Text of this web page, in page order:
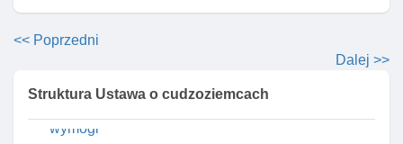
<< Poprzedni
Dalej >>
Struktura Ustawa o cudzoziemcach
na pobyt czasowy w celu korzystania z mobilnośCI
Art. 139q. Zezwolenie na pobyt czasowy w celu
wymogi